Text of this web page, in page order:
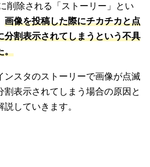
削除される「ストーリー」とい
画像を投稿した際にチカチカと点
分割表示されてしまうという不具
。
ンスタのストーリーで画像が点滅
割表示されてしまう場合の原因と
していきます。